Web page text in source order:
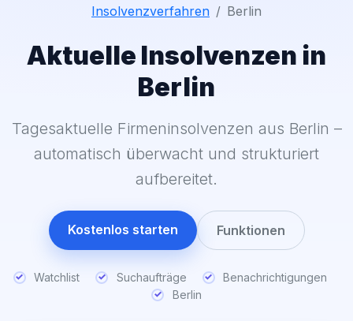
Insolvenzverfahren Berlin
Aktuelle Insolvenzen in
Berlin
Tagesaktuelle Firmeninsolvenzen aus Berlin –
automatisch überwacht und strukturiert
aufbereitet.
Kostenlos starten Funktionen
Watchlist Suchaufträge
Benachrichtigungen
Berlin